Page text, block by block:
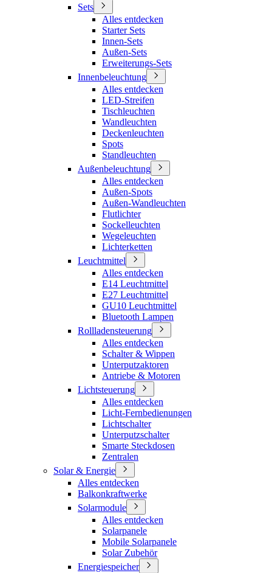
Sets
Alles entdecken
Starter Sets
Innen-Sets
Außen-Sets
Erweiterungs-Sets
Innenbeleuchtung
Alles entdecken
LED-Streifen
Tischleuchten
Wandleuchten
Deckenleuchten
Spots
Standleuchten
Außenbeleuchtung
Alles entdecken
Außen-Spots
Außen-Wandleuchten
Flutlichter
Sockelleuchten
Wegeleuchten
Lichterketten
Leuchtmittel
Alles entdecken
E14 Leuchtmittel
E27 Leuchtmittel
GU10 Leuchtmittel
Bluetooth Lampen
Rollladensteuerung
Alles entdecken
Schalter & Wippen
Unterputzaktoren
Antriebe & Motoren
Lichtsteuerung
Alles entdecken
Licht-Fernbedienungen
Lichtschalter
Unterputzschalter
Smarte Steckdosen
Zentralen
Solar & Energie
Alles entdecken
Balkonkraftwerke
Solarmodule
Alles entdecken
Solarpanele
Mobile Solarpanele
Solar Zubehör
Energiespeicher